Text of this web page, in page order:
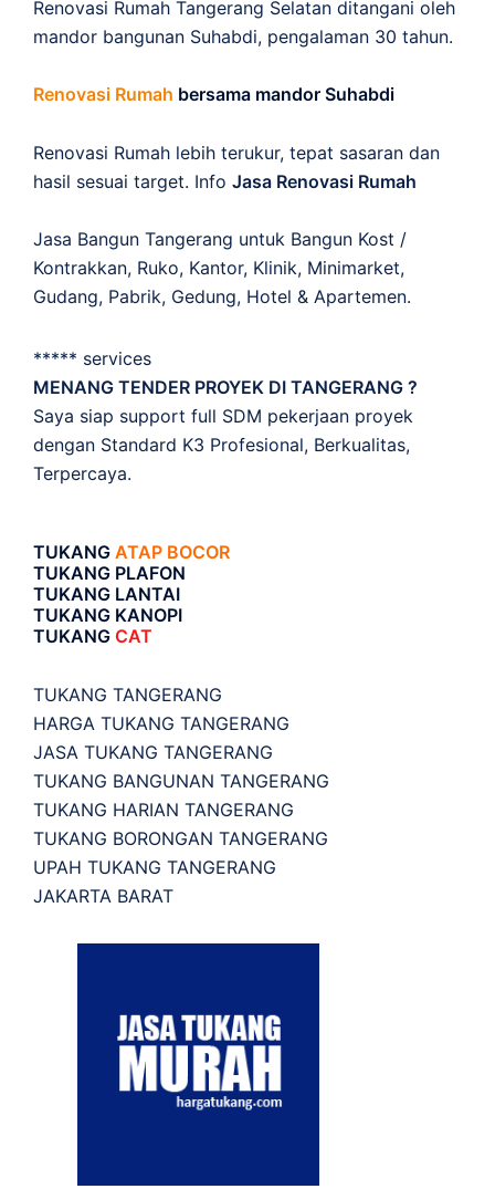
Renovasi Rumah Tangerang Selatan ditangani oleh
mandor bangunan Suhabdi, pengalaman 30 tahun.
Renovasi Rumah bersama mandor Suhabdi
Renovasi Rumah lebih terukur, tepat sasaran dan
hasil sesuai target. Info Jasa Renovasi Rumah
Jasa Bangun Tangerang untuk Bangun Kost /
Kontrakkan, Ruko, Kantor, Klinik, Minimarket,
Gudang, Pabrik, Gedung, Hotel & Apartemen.
***** services
MENANG TENDER PROYEK DI TANGERANG ?
Saya siap support full SDM pekerjaan proyek
dengan Standard K3 Profesional, Berkualitas,
Terpercaya.
TUKANG ATAP BOCOR
TUKANG PLAFON
TUKANG LANTAI
TUKANG KANOPI
TUKANG CAT
TUKANG TANGERANG
HARGA TUKANG TANGERANG
JASA TUKANG TANGERANG
TUKANG BANGUNAN TANGERANG
TUKANG HARIAN TANGERANG
TUKANG BORONGAN TANGERANG
UPAH TUKANG TANGERANG
JAKARTA BARAT